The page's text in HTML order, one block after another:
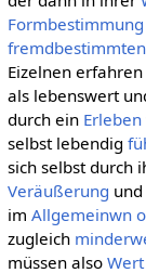
Formbestimmung
fremdbestimmten
Eizelnen
als lebenswert
durch ein Erleben
selbst lebendig
sich selbst durch
Veräußerung
im Allgemeinwn
zugleich
müssen also Wert